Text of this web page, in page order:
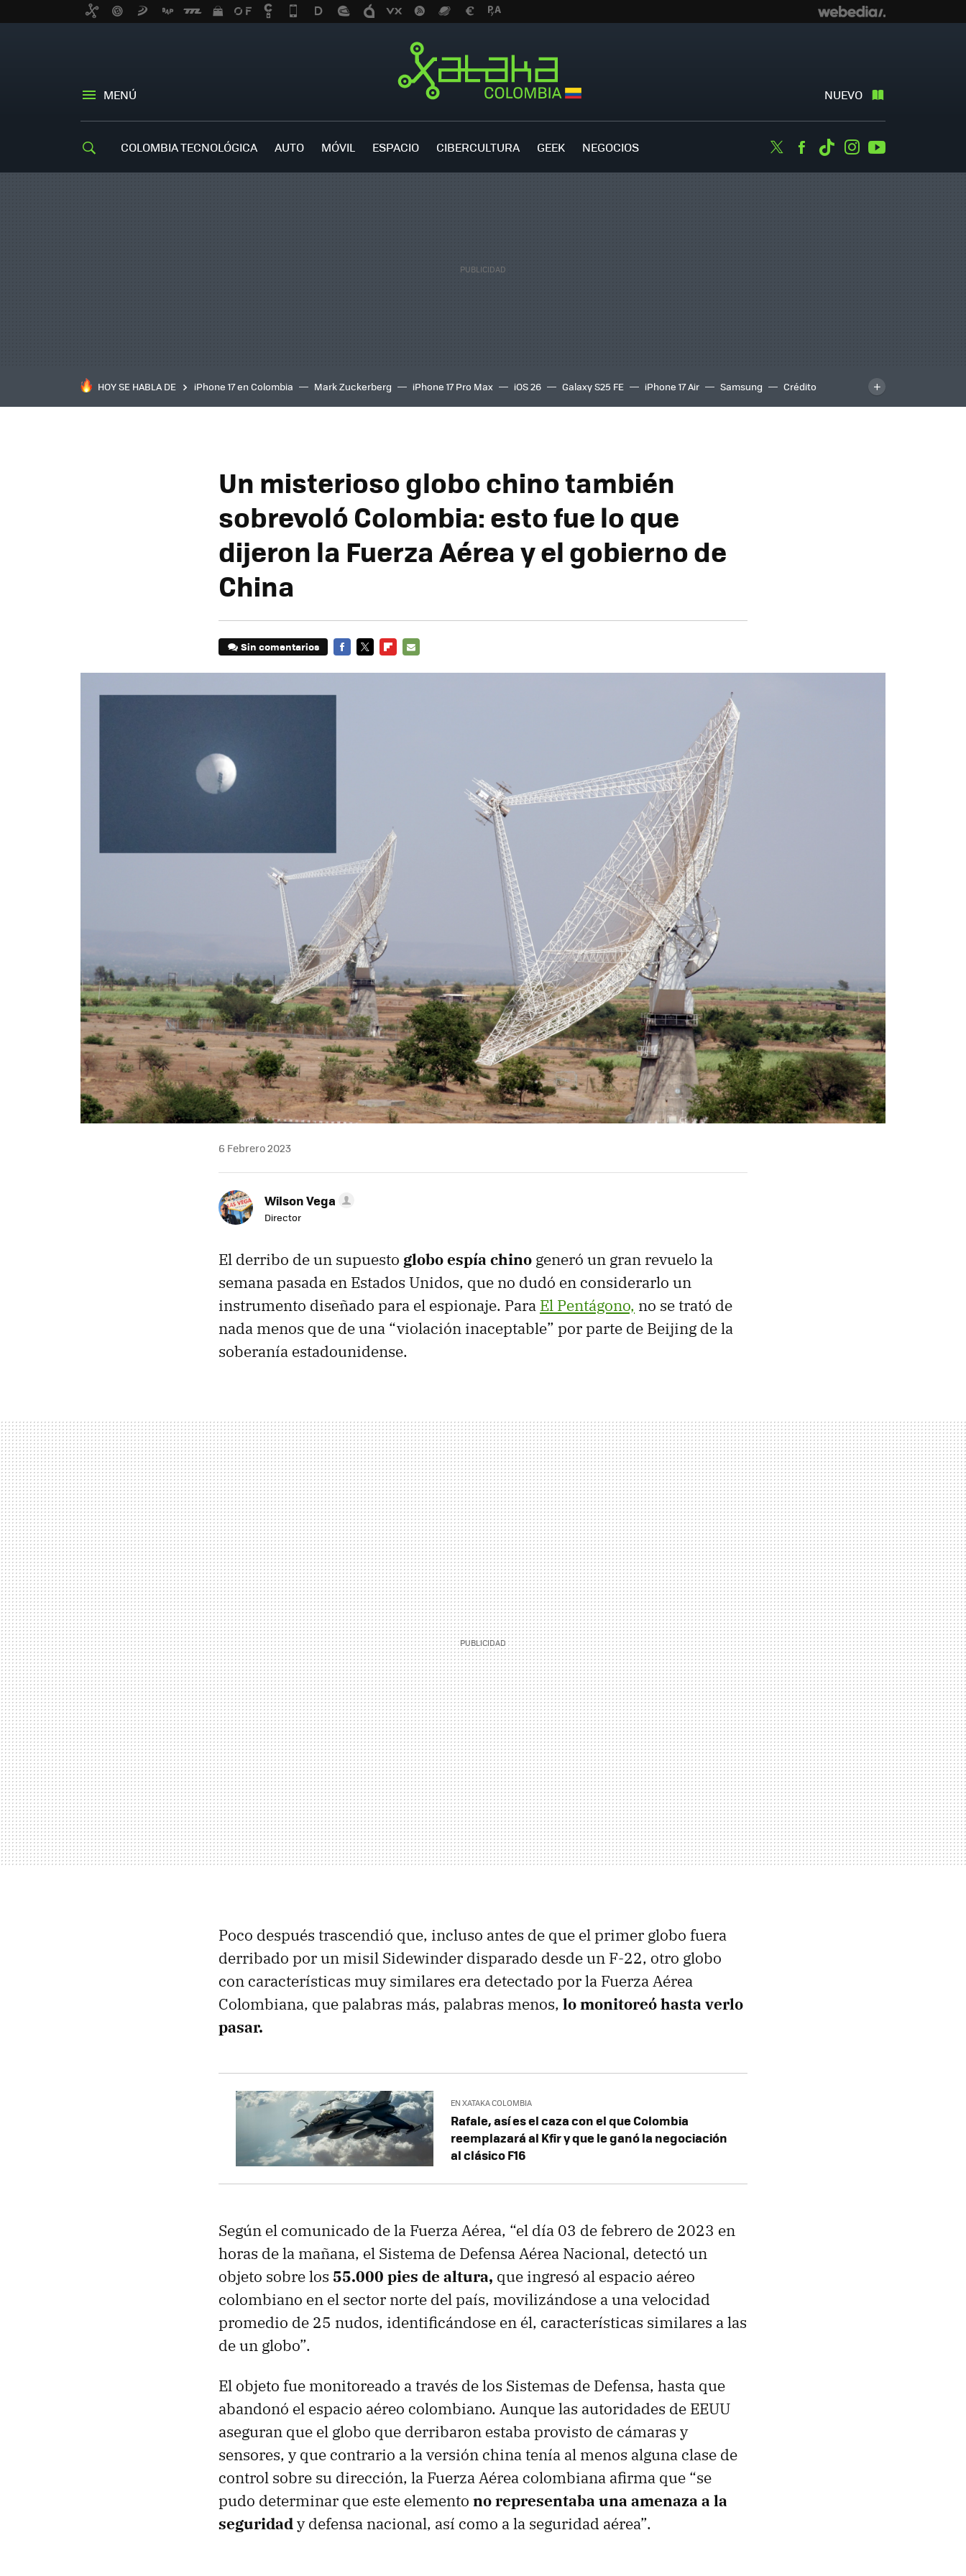
MENÚ NUEVO
COLOMBIA TECNOLÓGICA AUTO MÓVIL ESPACIO CIBERCULTURA GEEK NEGOCIOS TwitterFacebook
TiktokInstagram
HOY SE HABLA DE iPhone 17 en Colombia Mark Zuckerberg iPhone 17 Pro Max iOS 26 Galaxy S25 FE iPhone 17 Air Samsung
Crédito
inteligente
IA TCL C8K
Un misterioso globo chino también
sobrevoló Colombia: esto fue lo que
dijeron la Fuerza Aérea y el gobierno de
China
Sin comentarios
6 Febrero 2023
Wilson Vega
Director
El derribo de un supuesto globo espía chino generó un gran revuelo la
semana pasada en Estados Unidos, que no dudó en considerarlo un
instrumento diseñado para el espionaje. Para El Pentágono, no se trató de
nada menos que de una “violación inaceptable” por parte de Beijing de la
soberanía estadounidense.
Poco después trascendió que, incluso antes de que el primer globo fuera
derribado por un misil Sidewinder disparado desde un F-22, otro globo
con características muy similares era detectado por la Fuerza Aérea
Colombiana, que palabras más, palabras menos, lo monitoreó hasta verlo
pasar.
EN XATAKA COLOMBIA
Rafale, así es el caza con el que Colombia
reemplazará al Kfir y que le ganó la negociación
al clásico F16
Según el comunicado de la Fuerza Aérea, “el día 03 de febrero de 2023 en
horas de la mañana, el Sistema de Defensa Aérea Nacional, detectó un
objeto sobre los 55.000 pies de altura, que ingresó al espacio aéreo
colombiano en el sector norte del país, movilizándose a una velocidad
promedio de 25 nudos, identificándose en él, características similares a las
de un globo”.
El objeto fue monitoreado a través de los Sistemas de Defensa, hasta que
abandonó el espacio aéreo colombiano. Aunque las autoridades de EEUU
aseguran que el globo que derribaron estaba provisto de cámaras y
sensores, y que contrario a la versión china tenía al menos alguna clase de
control sobre su dirección, la Fuerza Aérea colombiana afirma que “se
pudo determinar que este elemento no representaba una amenaza a la
seguridady defensa nacional, así como a la seguridad aérea”.